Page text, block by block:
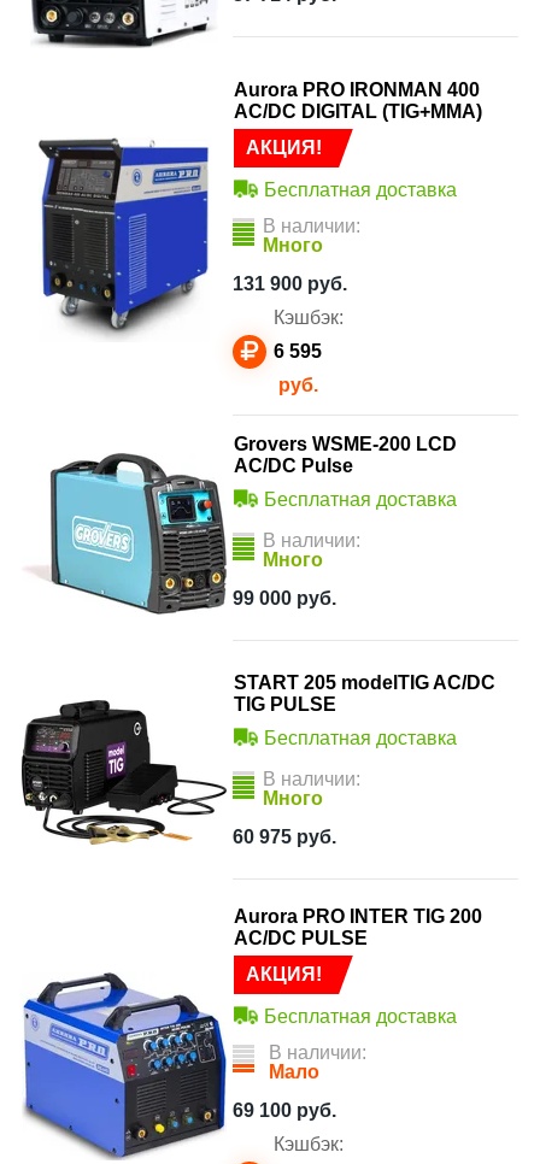
АКЦИЯ!
Aurora PRO IRONMAN 400
AC/DC DIGITAL (TIG+MMA)
Бесплатная доставка
В наличии:
Много
131 900 руб.
Кэшбэк:
6 595
руб.
Grovers WSME-200 LCD
AC/DC Pulse
Бесплатная доставка
В наличии:
Много
99 000 руб.
START 205 modelTIG AC/DC
TIG PULSE
Бесплатная доставка
В наличии:
Много
60 975 руб.
АКЦИЯ!
Aurora PRO INTER TIG 200
AC/DC PULSE
Бесплатная доставка
В наличии:
Мало
69 100 руб.
Кэшбэк: